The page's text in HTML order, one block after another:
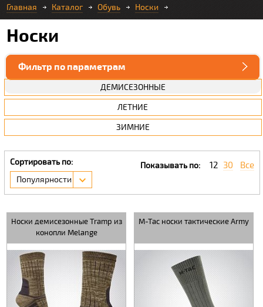
Главная Каталог Обувь Носки
Носки
Фильтр по параметрам
ДЕМИСЕЗОННЫЕ
ЛЕТНИЕ
ЗИМНИЕ
Сортировать по:
Популярности
Показывать по: 12 30 Все
Носки демисезонные Tramp из
конопли Melange
M-Tac носки тактические Army